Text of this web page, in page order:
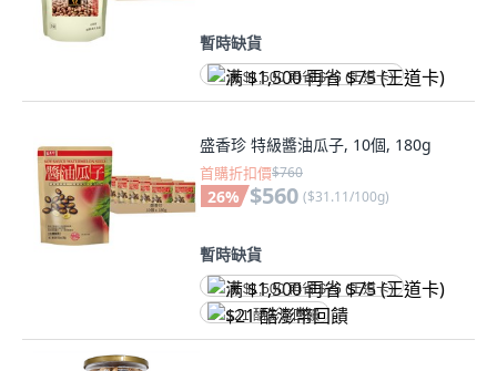
暫時缺貨
满 $1,500 再省 $75 (王道卡)
盛香珍 特級醬油瓜子, 10個, 180g
首購折扣價$760
26% $560 ($31.11/100g)
暫時缺貨
满 $1,500 再省 $75 (王道卡)
$21 酷澎幣回饋